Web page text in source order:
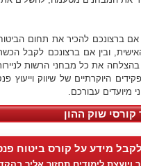
אם ברצונכם להכיר את תחום
ובין אם ברצונכם לקבל
את כל מבחני הרשות
היוקרתיים של שיווק וייעוץ
מיועדים עבורכם.
קורסי שוק ההון
מידע על קורס ביטוח